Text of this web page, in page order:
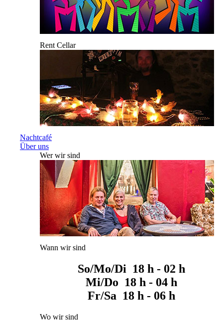
Rent Cellar
Nachtcafé
Über uns
Wer wir sind
Wann wir sind
So/Mo/Di 18 h - 02 h
Mi/Do 18 h - 04 h
Fr/Sa 18 h - 06 h
Wo wir sind